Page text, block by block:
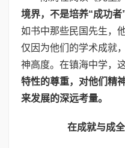
境界，不是培养“成功
如书中那些民国先生，
仅因为他们的学术成就
神高度。在镇海中学，
特性的尊重，对他们精
来发展的深远考量。
在成就与成